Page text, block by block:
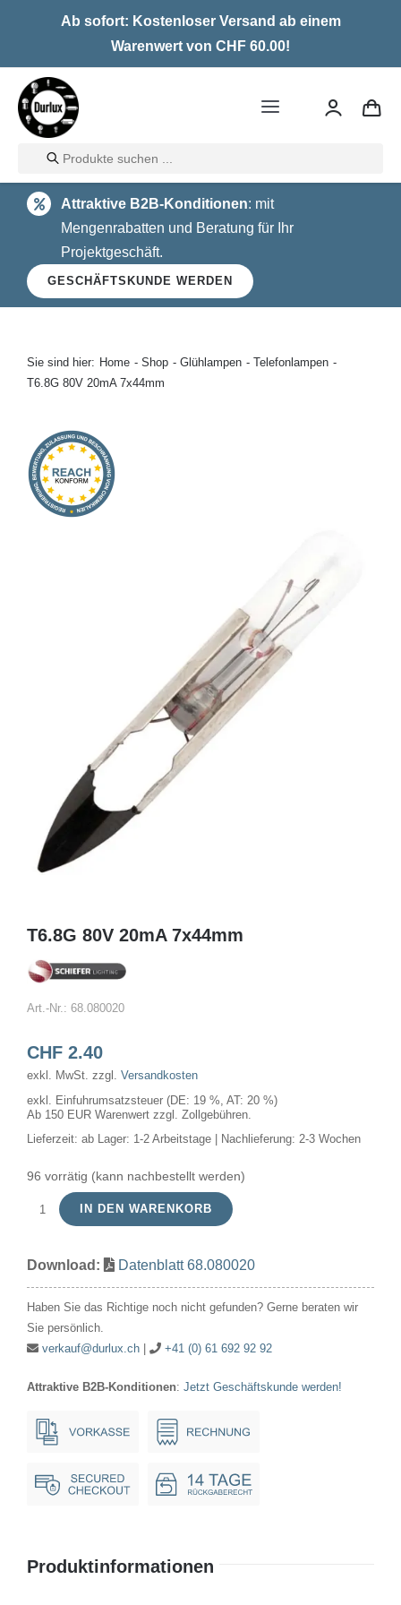
Ab sofort: Kostenloser Versand ab einem
Warenwert von CHF 60.00!
Toggle
Home
LED
Halogen
Glühlampen
Kontakt
Products
search
Attraktive B2B-Konditionen: mit
Mengenrabatten und Beratung für Ihr
Projektgeschäft.
GESCHÄFTSKUNDE WERDEN
Sie sind hier: Home Shop Glühlampen
Telefonlampen
T6.8G 80V 20mA 7x44mm
T6.8G 80V 20mA 7x44mm
Art.-Nr.: 68.080020
CHF2.40
exkl. MwSt. zzgl. Versandkosten
exkl. Einfuhrumsatzsteuer (DE: 19 %, AT: 20 %)
Ab 150 EUR Warenwert zzgl. Zollgebühren.
Lieferzeit: ab Lager: 1-2 Arbeitstage | Nachlieferung: 2-3 Wochen
96 vorrätig (kann nachbestellt werden)
T6.8G
20mA
Menge
IN DEN WARENKORB
Download: Datenblatt 68.080020
Haben Sie das Richtige noch nicht gefunden? Gerne beraten wir
Sie persönlich.
verkauf@durlux.ch| +41 (0) 61 692 92 92
Attraktive B2B-Konditionen: Jetzt Geschäftskunde werden!
Produktinformationen